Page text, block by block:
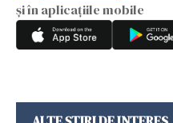
și în aplicațiile mobile